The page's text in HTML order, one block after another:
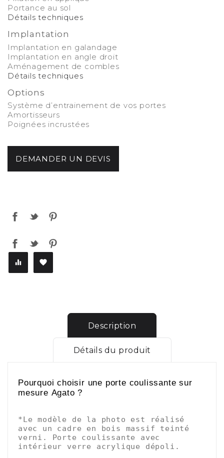
Portance au sol
Détails techniques
Implantation
Implantation en galandage
Implantation en angle droit
Aménagement de combles
Détails techniques
Options
Système d’entrainement de vos portes
Amortisseurs
Poignées incrustées
DEMANDER UN DEVIS
 
Description
Détails du produit
Pourquoi choisir une porte coulissante sur
mesure Agato ?
*Le modèle de la photo est réalisé
avec un cadre en bois massif teinté
verni. Porte coulissante avec
intérieur verre acrylique dépoli.